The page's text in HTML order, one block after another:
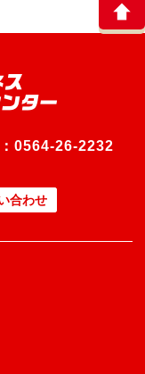
0564-26-2232
合わせ